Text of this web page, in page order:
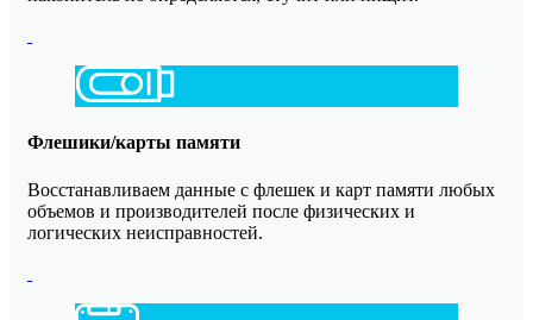
Флешики/карты памяти
Восстанавливаем данные с флешек и карт памяти любых
объемов и производителей после физических и
логических неисправностей.